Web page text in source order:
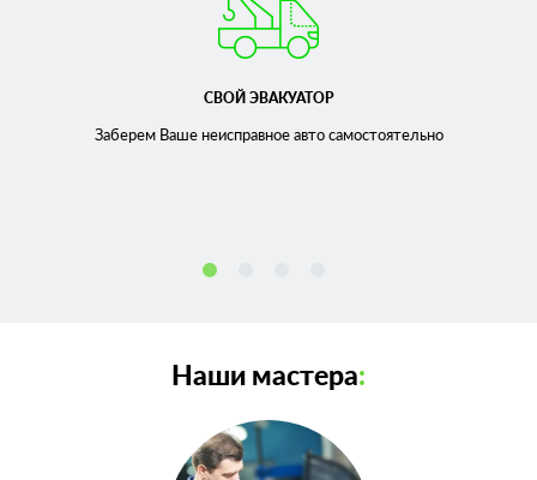
СВОЙ ЭВАКУАТОР
Заберем Ваше неисправноеавто самостоятельно
Наши мастера: